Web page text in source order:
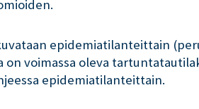
epidemiatilanteittain
on voimassa oleva
epidemiatilanteittain.